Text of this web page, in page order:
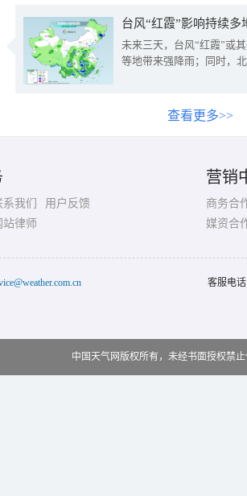
台风“红霞”影响持续
未来三天，台风“红霞”或
等地带来强降雨；同时，
查看更多>>
系我们
用户反馈
站律师
营销
商务合
媒资合
客服电
中国天气网版权所有，未经书面授权